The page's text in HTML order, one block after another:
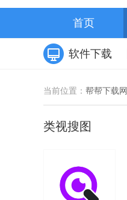
首页
软件下载
当前位置： 帮帮下载网
类视搜图